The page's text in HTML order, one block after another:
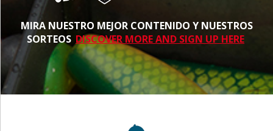
MIRA NUESTRO MEJOR CONTENIDO Y NUESTROS
SORTEOS DISCOVER MORE AND SIGN UP HERE